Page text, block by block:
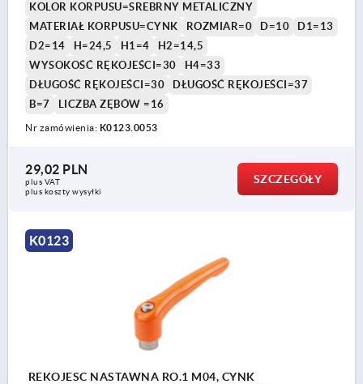
KOLOR KORPUSU=SREBRNY METALICZNY
MATERIAŁ KORPUSU=CYNK
ROZMIAR=0 D=10
D1=13
D2=14
H=24,5 H1=4
H2=14,5
WYSOKOŚĆ RĘKOJEŚCI=30
H4=33
DŁUGOŚĆ RĘKOJEŚCI=30
DŁUGOŚĆ RĘKOJEŚCI=37
B=7
LICZBA ZĘBÓW =16
Nr zamówienia: K0123.0053
29,02 PLN
plus VAT
plus koszty wysyłki
SZCZEGÓŁY
K0123
REKOJESC NASTAWNA RO.1 M04, CYNK